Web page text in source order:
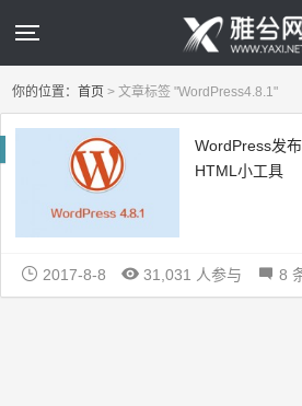
你的位置：首页 > 文章标签 "WordPress4.8.1"
WordPress发
HTML小工具
2017-8-8 31,031 人参与 8